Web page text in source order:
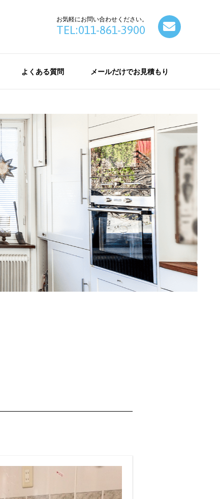
お気軽にお問い合わせください。
TEL:011-861-3900
よくある質問 メールだけでお見積もり